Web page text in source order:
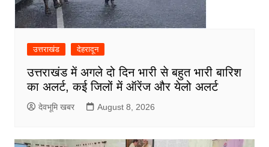
उत्तराखंड देहरादून
उत्तराखंड में अगले दो दिन भारी से बहुत भारी बारिश
का अलर्ट, कई जिलों में ऑरेंज और येलो अलर्ट
देवभूमि खबर August 8, 2026